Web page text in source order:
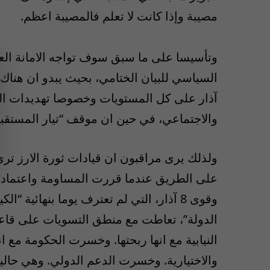
مصيبة وإذا كانت لا تعلم فالمصيبة اعظم.
آذار على كل المستويات وخصوصا تهديدات
والاجتماعي، في حين ان موقف “تيار
ولذلك يرى مراقبون ان قيادات ثورة الارز
على الطريق عندما قررت المساومة واعتماد
وقوى 8 آذار، التي لم تعترف يوما بنهائية
النيابية مع انها ربحتها. وخسرت الحكومة
والاختيارية. وخسرت الدعم الدولي. وهي